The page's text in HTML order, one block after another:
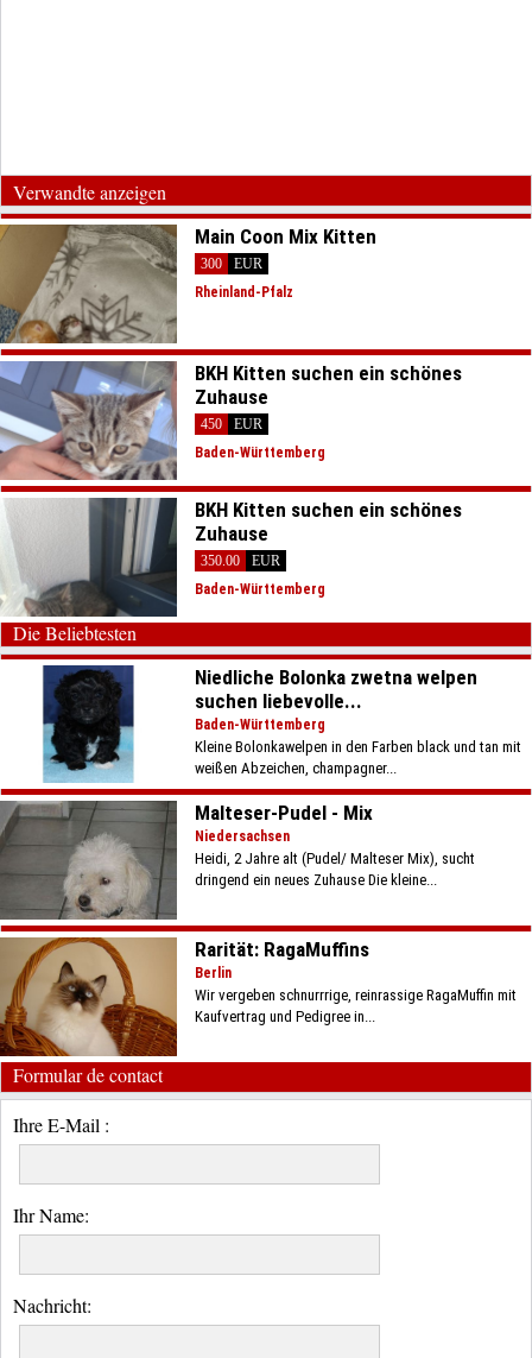
Verwandte anzeigen
Main Coon Mix Kitten
300
EUR
Rheinland-Pfalz
BKH Kitten suchen ein schönes
Zuhause
450
EUR
Baden-Württemberg
BKH Kitten suchen ein schönes
Zuhause
350.00
EUR
Baden-Württemberg
Die Beliebtesten
Niedliche Bolonka zwetna welpen
suchen liebevolle...
Baden-Württemberg
Kleine Bolonkawelpen in den Farben black und tan mit
weißen Abzeichen, champagner...
Malteser-Pudel - Mix
Niedersachsen
Heidi, 2 Jahre alt (Pudel/ Malteser Mix), sucht
dringend ein neues Zuhause Die kleine...
Rarität: RagaMuffins
Berlin
Wir vergeben schnurrrige, reinrassige RagaMuffin mit
Kaufvertrag und Pedigree in...
Formular de contact
Ihre E-Mail :
Ihr Name:
Nachricht: